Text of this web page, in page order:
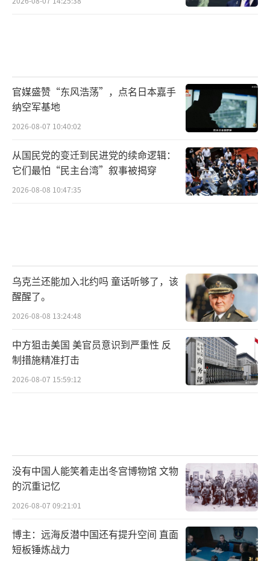
官媒盛赞“东风浩荡”，点名日本嘉手
纳空军基地
2026-08-07 10:40:02
从国民党的变迁到民进党的续命逻辑：
它们最怕“民主台湾”叙事被揭穿
2026-08-08 10:47:35
乌克兰还能加入北约吗 童话听够了，该
醒醒了。
2026-08-08 13:24:48
中方狙击美国 美官员意识到严重性 反
制措施精准打击
2026-08-07 15:59:12
没有中国人能笑着走出冬宫博物馆 文物
的沉重记忆
2026-08-07 09:21:01
博主：远海反潜中国还有提升空间 直面
短板锤炼战力